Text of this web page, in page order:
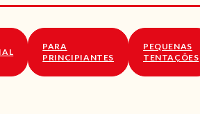
PARA
PRINCIPIANTES
PEQUENAS
TENTAÇÕES